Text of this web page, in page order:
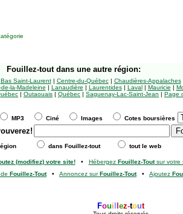
Fouillez-tout dans une autre région:
Bas Saint-Laurent| Centre-du-Québec| Chaudières-Appalaches
la-Madeleine | Lanaudière | Laurentides| Laval| Mauricie |
| Outaouais | Québec | Saguenay-Lac-Saint-Jean | Page
MP3 Ciné Images Cotes boursières
dans Fouillez-tout tout le web
(modifiez) votre site!• Hébergez Fouillez-Toutsur votre
Fouillez-Tout• Annoncez surFouillez-Tout• Ajoutez
Foui ez-tout